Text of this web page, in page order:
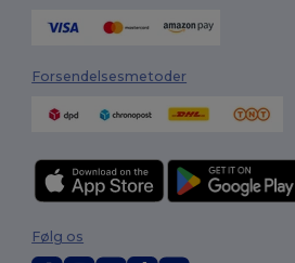
Forsendelsesmetoder
Følg os